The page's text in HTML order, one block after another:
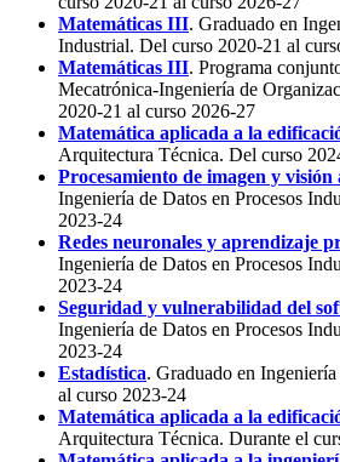
Matemáticas III. Graduado en
Industrial. Del curso 2020-21 al
Matemáticas III. Programa
Mecatrónica-Ingeniería de
2020-21 al curso 2026-27
Matemática aplicada a la
Arquitectura Técnica. Del curso
Procesamiento de imagen y
Ingeniería de Datos en Procesos
2023-24
Redes neuronales y aprendizaje
Ingeniería de Datos en Procesos
2023-24
Seguridad y vulnerabilidad del
Ingeniería de Datos en Procesos
2023-24
Estadística. Graduado en
al curso 2023-24
Matemática aplicada a la
Arquitectura Técnica. Durante el